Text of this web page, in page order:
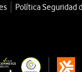
Política Seguridad